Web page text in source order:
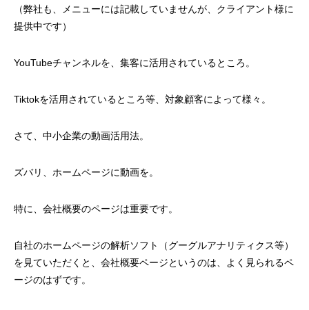
（弊社も、メニューには記載していませんが、クライアント様に
提供中です）
YouTubeチャンネルを、集客に活用されているところ。
Tiktokを活用されているところ等、対象顧客によって様々。
さて、中小企業の動画活用法。
ズバリ、ホームページに動画を。
特に、会社概要のページは重要です。
自社のホームページの解析ソフト（グーグルアナリティクス等）
を見ていただくと、会社概要ページというのは、よく見られるペ
ージのはずです。